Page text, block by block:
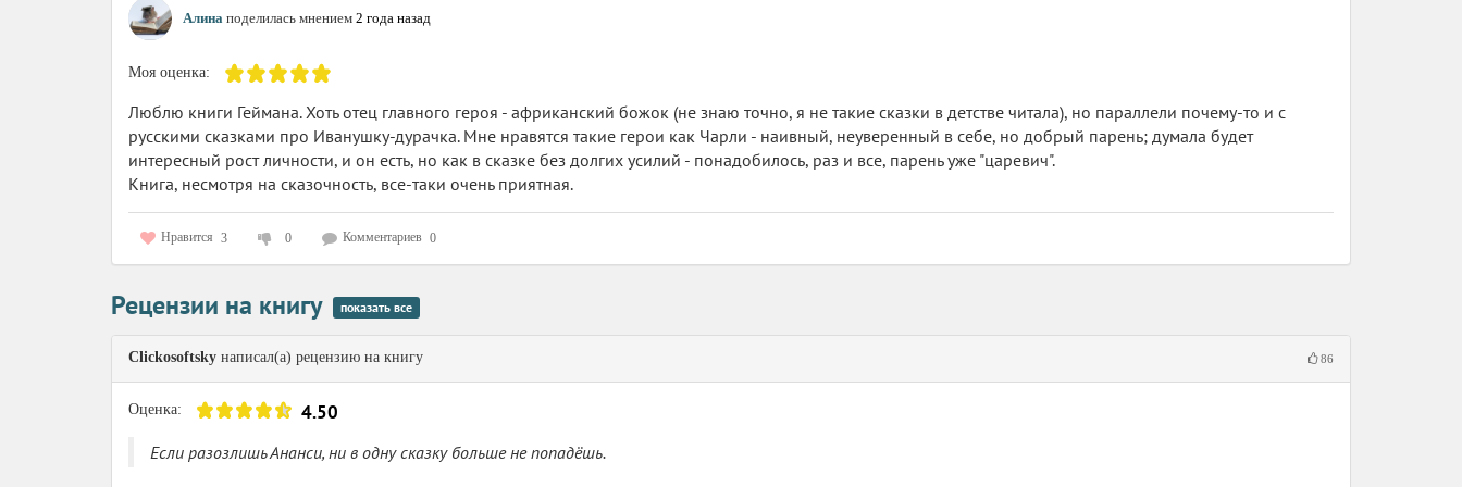
Во всём же остальном это отличная увлекательная книжка, яркая, хулиганская, энергичная, не чуждая
(подкат)
Возможно, перевод Комаринец действительно не первый сорт. Не следовало бы ей путать «дурашливый» и
«дурацкий», «удовлетворительный» и «удовлетворённый», но, в конце концов, на это редактор есть. Фраза же
Но шмыганье переросло вплачь
Алина поделилась мнением 2 года назад
Моя оценка:
Люблю книги Геймана. Хоть отец главного героя - африканский божок (не знаю точно, я не такие сказки в детстве читала), но параллели почему-то и с
русскими сказками про Иванушку-дурачка. Мне нравятся такие герои как Чарли - наивный, неуверенный в себе, но добрый парень; думала будет
интересный рост личности, и он есть, но как в сказке без долгих усилий - понадобилось, раз и все, парень уже "царевич".
Книга, несмотря на сказочность, все-таки очень приятная.
Нравится 3 0 Комментариев 0
Рецензии на книгу показать все
Clickosoftsky написал(а) рецензию на книгу 86
Оценка: 4.50
Если разозлишь Ананси, ни в одну сказку больше не попадёшь.